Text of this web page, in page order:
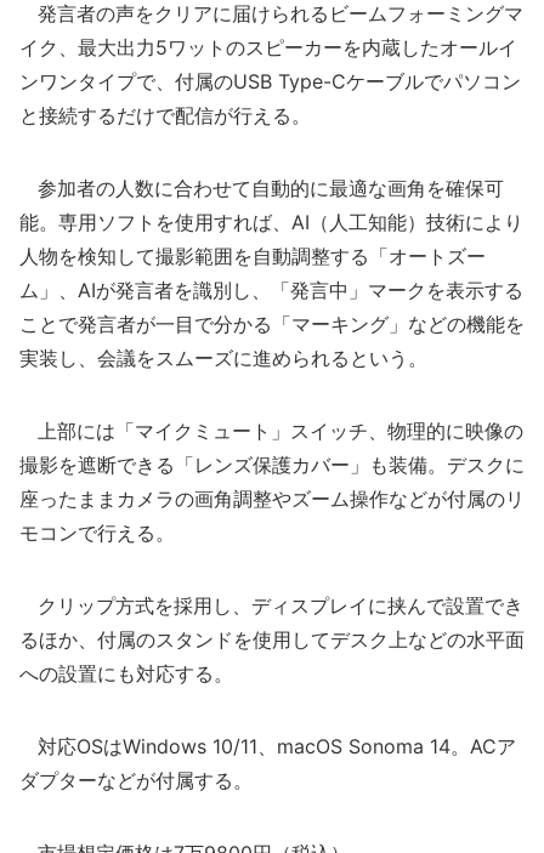
発言者の声をクリアに届けられるビームフォーミングマ
イク、最大出力5ワットのスピーカーを内蔵したオールイ
ンワンタイプで、付属のUSB Type-Cケーブルでパソコン
と接続するだけで配信が行える。
参加者の人数に合わせて自動的に最適な画角を確保可
能。専用ソフトを使用すれば、AI（人工知能）技術により
人物を検知して撮影範囲を自動調整する「オートズー
ム」、AIが発言者を識別し、「発言中」マークを表示する
ことで発言者が一目で分かる「マーキング」などの機能を
実装し、会議をスムーズに進められるという。
上部には「マイクミュート」スイッチ、物理的に映像の
撮影を遮断できる「レンズ保護カバー」も装備。デスクに
座ったままカメラの画角調整やズーム操作などが付属のリ
モコンで行える。
クリップ方式を採用し、ディスプレイに挟んで設置でき
るほか、付属のスタンドを使用してデスク上などの水平面
への設置にも対応する。
対応OSはWindows 10/11、macOS Sonoma 14。ACア
ダプターなどが付属する。